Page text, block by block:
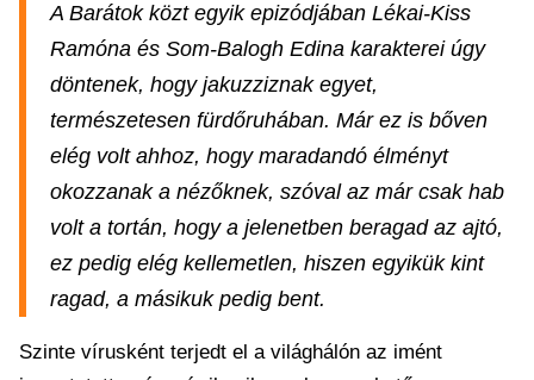
A Barátok közt egyik epizódjában Lékai-Kiss
Ramóna és Som-Balogh Edina karakterei úgy
döntenek, hogy jakuzziznak egyet,
természetesen fürdőruhában. Már ez is bőven
elég volt ahhoz, hogy maradandó élményt
okozzanak a nézőknek, szóval az már csak hab
volt a tortán, hogy a jelenetben beragad az ajtó,
ez pedig elég kellemetlen, hiszen egyikük kint
ragad, a másikuk pedig bent.
Szinte vírusként terjedt el a világhálón az imént